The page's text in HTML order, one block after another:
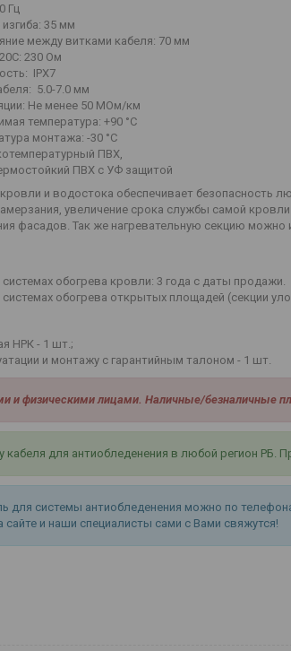
Гц
35 мм
между витками кабеля: 70 мм
230 Ом
IPX7
5.0-7.0 мм
Не менее 50 МОм/км
температура: +90 °С
монтажа: -30 °С
ПВХ,
ПВХ с УФ защитой
и водостока обеспечивает безопасность
увеличение срока службы самой
фасадов. Так же нагревательную секцию
обогрева кровли: 3 года с даты продажи.
обогрева открытых площадей (секции
НРК - 1 шт.;
и монтажу с гарантийным талоном - 1 шт.
и физическими лицами. Наличные/безналичные
для антиобледенения в любой регион РБ.
для системы антиобледенения можно по
сайте и наши специалисты сами с Вами свяжутся!